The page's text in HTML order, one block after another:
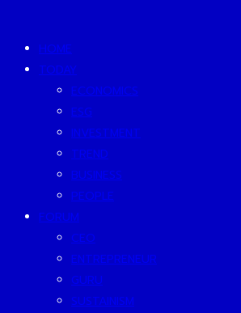
HOME
TODAY
ECONOMICS
ESG
INVESTMENT
TREND
BUSINESS
PEOPLE
FORUM
CEO
ENTREPRENEUR
GURU
SUSTAINISM